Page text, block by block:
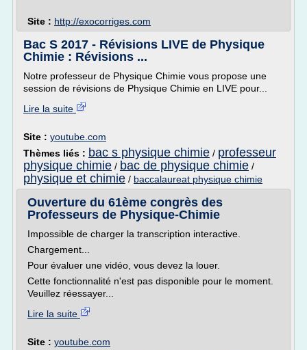
Site : http://exocorriges.com
Bac S 2017 - Révisions LIVE de Physique
Chimie : Révisions ...
Notre professeur de Physique Chimie vous propose une
session de révisions de Physique Chimie en LIVE pour...
Lire la suite
Site : youtube.com
Thèmes liés : bac s physique chimie / professeur
physique chimie / bac de physique chimie /
physique et chimie / baccalaureat physique chimie
Ouverture du 61ème congrès des
Professeurs de Physique-Chimie
Impossible de charger la transcription interactive.
Chargement...
Pour évaluer une vidéo, vous devez la louer.
Cette fonctionnalité n'est pas disponible pour le moment.
Veuillez réessayer...
Lire la suite
Site : youtube.com